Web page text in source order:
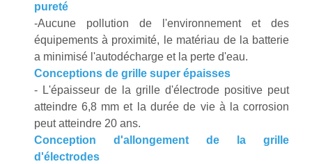
pureté
-Aucune pollution de l'environnement et des
équipements à proximité, le matériau de la batterie
a minimisé l'autodécharge et la perte d'eau.
Conceptions de grille super épaisses
- L'épaisseur de la grille d'électrode positive peut
atteindre 6,8 mm et la durée de vie à la corrosion
peut atteindre 20 ans.
Conception d'allongement de la grille
d'électrodes